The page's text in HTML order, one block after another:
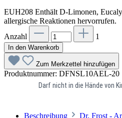
EUH208 Enthält D-Limonen,
allergische Reaktionen hervorrufen.
Anzahl
1
In den Warenkorb
Zum Merkzettel hinzufügen
Produktnummer: DFNSL10AEL-20
Darf nicht in die Hände von
Beschreibung
Dr. Frost -